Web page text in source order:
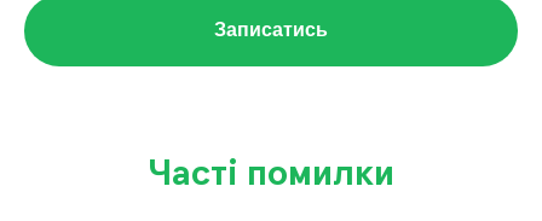
Записатись
Часті помилки